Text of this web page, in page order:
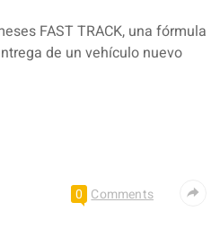
FAST TRACK, una fórmula
de un vehículo nuevo
0 Comments